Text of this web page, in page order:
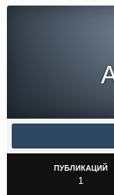
ПУБЛИКАЦИЙ
1